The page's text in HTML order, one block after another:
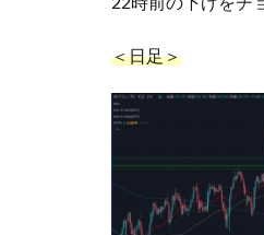
＜日足＞